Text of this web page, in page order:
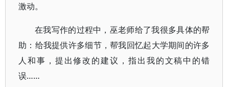
激动。
在我写作的过程中，巫老师给了我很多具体的帮
助：给我提供许多细节，帮我回忆起大学期间的许多
人和事，提出修改的建议，指出我的文稿中的错
误……